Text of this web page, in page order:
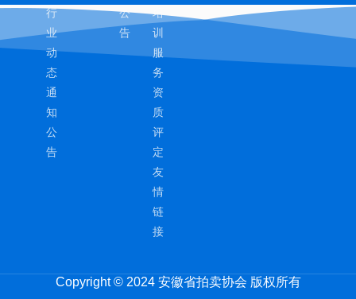
行
业
动
态
通
知
公
告
公
告
培
训
服
务
资
质
评
定
友
情
链
接
Copyright © 2024 安徽省拍卖协会 版权所有